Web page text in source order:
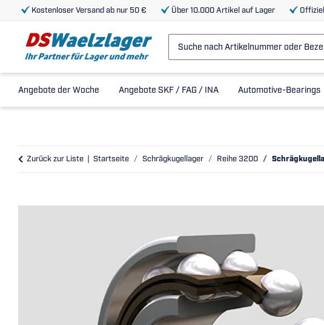
Kostenloser Versand ab nur 50 € Über 10.000 Artikel auf Lager
Angebote der Woche Angebote SKF / FAG / INA Automotive-Bearings
Zurück zur Liste Startseite Schrägkugellager Reihe 3200